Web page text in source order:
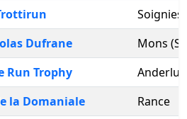
Soignies
Dufrane
Mons
Run Trophy
la Domaniale
Rance